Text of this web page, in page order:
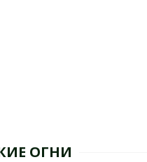
ОГНИ